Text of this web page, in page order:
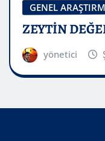
GENEL
ZEYTİN
yönetici